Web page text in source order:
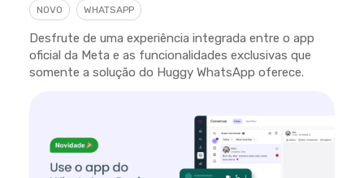
NOVO WHATSAPP
Desfrute de uma experiência integrada entre o app
oficial da Meta e as funcionalidades exclusivas que
somente a solução do Huggy WhatsApp oferece.